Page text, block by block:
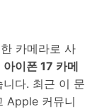
카메라로 사
아이폰 17 카메
다. 최근 이 문
Apple 커뮤니